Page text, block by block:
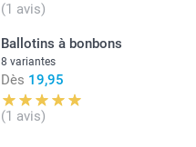
(1 avis)
Ballotins à bonbons
8 variantes
Dès 19,95
(1 avis)